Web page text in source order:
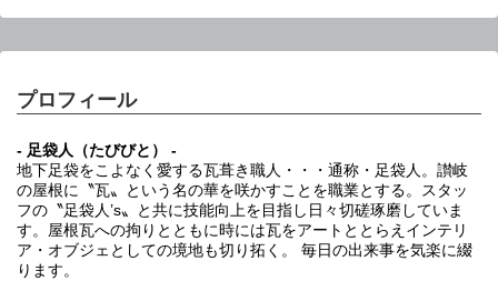
プロフィール
- 足袋人（たびびと） -
地下足袋をこよなく愛する瓦葺き職人・・・通称・足袋人。讃岐
の屋根に〝瓦〟という名の華を咲かすことを職業とする。スタッ
フの〝足袋人’s〟と共に技能向上を目指し日々切磋琢磨していま
す。屋根瓦への拘りとともに時には瓦をアートととらえインテリ
ア・オブジェとしての境地も切り拓く。 毎日の出来事を気楽に綴
ります。